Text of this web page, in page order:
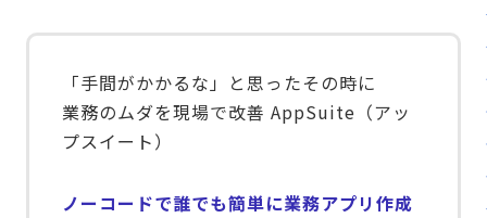
「手間がかかるな」と思ったその時に
業務のムダを現場で改善 AppSuite（アッ
プスイート）
ノーコードで誰でも簡単に業務アプリ作成